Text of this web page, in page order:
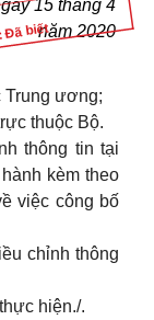
biết
15 tháng 4
năm 2020
Trung ương;
thuộc Bộ.
thông tin tại
kèm theo
việc công bố
chỉnh thông
hiện./.